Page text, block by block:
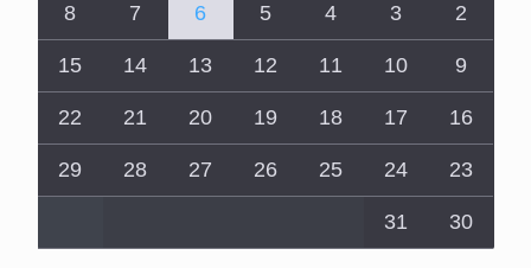
2
3
4
5
6
7
8
9
10
11
12
13
14
15
16
17
18
19
20
21
22
23
24
25
26
27
28
29
30
31